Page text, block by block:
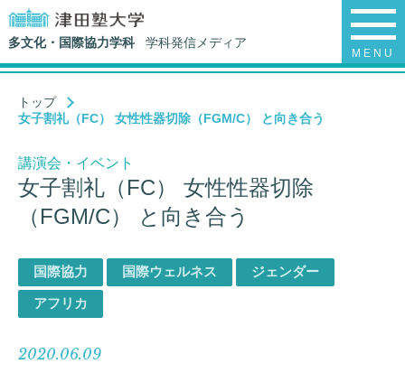
多文化・国際協力学科 学科発信メディア
MENU
トップ
女子割礼（FC） 女性性器切除（FGM/C） と向き合う
講演会・イベント
女子割礼（FC） 女性性器切除
（FGM/C） と向き合う
国際協力 国際ウェルネス ジェンダー
アフリカ
2020.06.09